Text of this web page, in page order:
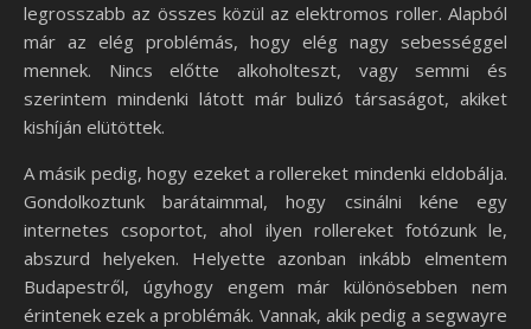
legrosszabb az összes közül az elektromos roller. Alapból
már az elég problémás, hogy elég nagy sebességgel
mennek. Nincs előtte alkoholteszt, vagy semmi és
szerintem mindenki látott már bulizó társaságot, akiket
kishíján elütöttek.
A másik pedig, hogy ezeket a rollereket mindenki eldobálja.
Gondolkoztunk barátaimmal, hogy csinálni kéne egy
internetes csoportot, ahol ilyen rollereket fotózunk le,
abszurd helyeken. Helyette azonban inkább elmentem
Budapestről, úgyhogy engem már különösebben nem
érintenek ezek a problémák. Vannak, akik pedig a segwayre